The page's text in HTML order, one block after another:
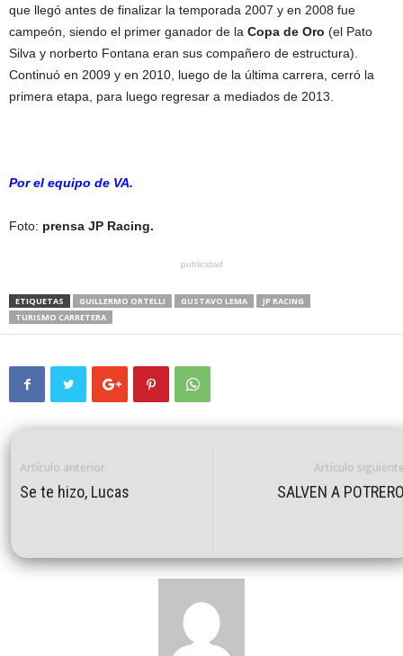
que llegó antes de finalizar la temporada 2007 y en 2008 fue
campeón, siendo el primer ganador de la Copa de Oro (el Pato
Silva y norberto Fontana eran sus compañero de estructura).
Continuó en 2009 y en 2010, luego de la última carrera, cerró la
primera etapa, para luego regresar a mediados de 2013.
Por el equipo de VA.
Foto: prensa JP Racing.
publicidad
ETIQUETAS GUILLERMO ORTELLI GUSTAVO LEMA
JP RACING
TURISMO CARRETERA
Artículo anterior
Se te hizo, Lucas
Artículo
SALVEN A